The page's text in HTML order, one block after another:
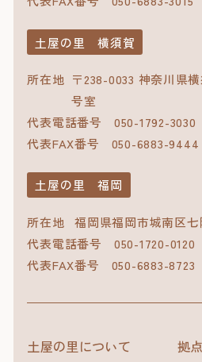
土屋の里 横須賀
所在地 〒238-0033 神奈川県
号室
代表電話番号
050-1792-3030
代表FAX番号
050-6883-9444
土屋の里 福岡
所在地
福岡県福岡市城南区
代表電話番号
050-1720-0120
代表FAX番号
050-6883-8723
土屋の里について 拠